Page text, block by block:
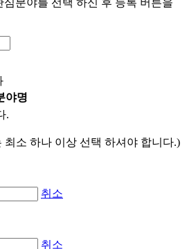
야명
.
최소 하나 이상 선택 하셔야 합니다.)
취소
취소